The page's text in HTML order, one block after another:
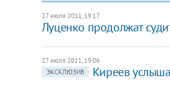
27 июля 2011, 19:17
Луценко продолжат
27 июля 2011, 19:06
ЭКСКЛЮЗИВ
Киреев